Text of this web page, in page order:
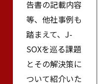
告書の記載内容
等、他社事例も
踏まえて、J-
SOXを巡る課題
とその解決策に
ついて紹介いた